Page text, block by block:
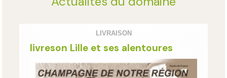
LIVRAISON
livreson Lille et ses alentoures